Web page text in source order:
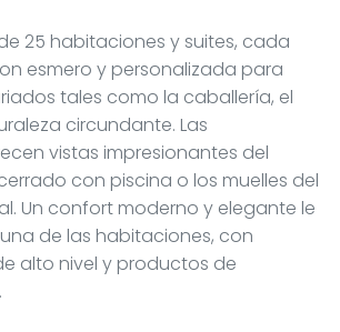
25 habitaciones y suites, cada
esmero y personalizada para
tales como la caballería, el
circundante. Las
vistas impresionantes del
con piscina o los muelles del
Un confort moderno y elegante le
de las habitaciones, con
alto nivel y productos de